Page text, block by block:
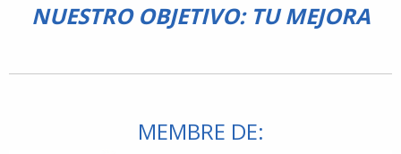
NUESTRO OBJETIVO: TU MEJORA
MEMBRE DE: